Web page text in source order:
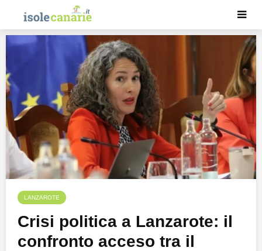
LANZAROTE
Crisi politica a Lanzarote: il
confronto acceso tra il